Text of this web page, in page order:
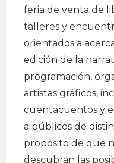
feria de venta de
talleres y
orientados a
edición de la
programación,
artistas gráficos,
cuentacuentos y
a públicos de
propósito de que
descubran las